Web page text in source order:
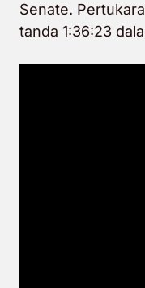
Senate.
tanda 1:36:23